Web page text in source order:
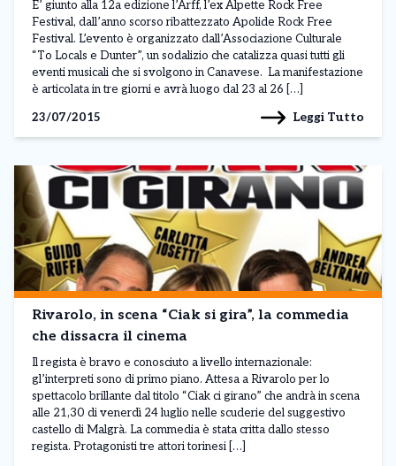
E’ giunto alla 12a edizione l’Arff, l’ex Alpette Rock Free
Festival, dall’anno scorso ribattezzato Apolide Rock Free
Festival. L’evento è organizzato dall’Associazione Culturale
“To Locals e Dunter”, un sodalizio che catalizza quasi tutti gli
eventi musicali che si svolgono in Canavese. La manifestazione
è articolata in tre giorni e avrà luogo dal 23 al 26 […]
23/07/2015
Leggi Tutto
Rivarolo, in scena “Ciak si gira”, la commedia
che dissacra il cinema
Il regista è bravo e conosciuto a livello internazionale:
gl’interpreti sono di primo piano. Attesa a Rivarolo per lo
spettacolo brillante dal titolo “Ciak ci girano” che andrà in scena
alle 21,30 di venerdì 24 luglio nelle scuderie del suggestivo
castello di Malgrà. La commedia è stata critta dallo stesso
regista. Protagonisti tre attori torinesi […]